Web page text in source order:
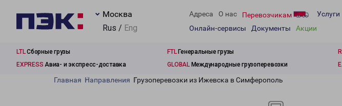
Москва
Rus / Eng
Адреса О нас Перевозчикам
Услуги
Онлайн-сервисы
Документы Акции
LTLСборные грузы FTLГенеральные грузы
EXPRESS Авиа- и экспресс-доставка GLOBALМеждународные грузоперевозки
Главная Направления Грузоперевозки из Ижевска в Симферополь